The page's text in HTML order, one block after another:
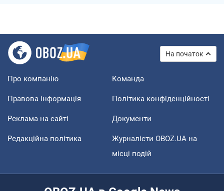
На початок
Про компанію Команда
Правова інформація Політика конфіденційності
Реклама на сайті Документи
Редакційна політика
Журналісти OBOZ.UA на
місці подій